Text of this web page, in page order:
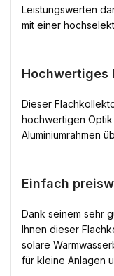
Leistungswerten
mit einer
Hochwertiges
Dieser
hochwertigen Optik
Aluminiumrahmen
Einfach
Dank seinem sehr
Ihnen dieser
solare
für kleine Anlagen